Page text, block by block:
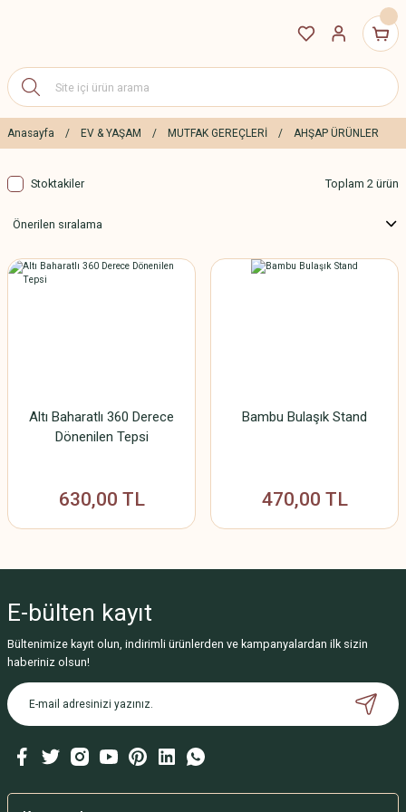
Anasayfa EV & YAŞAM MUTFAK GEREÇLERİ AHŞAP ÜRÜNLER
Stoktakiler Toplam 2 ürün
Altı Baharatlı 360 Derece
Dönenilen Tepsi
630,00 TL
Bambu Bulaşık Stand
470,00 TL
E-bülten kayıt
Bültenimize kayıt olun, indirimli ürünlerden ve kampanyalardan ilk sizin
haberiniz olsun!